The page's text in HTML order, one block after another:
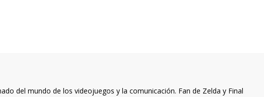
del mundo de los videojuegos y la comunicación. Fan de Zelda y Final